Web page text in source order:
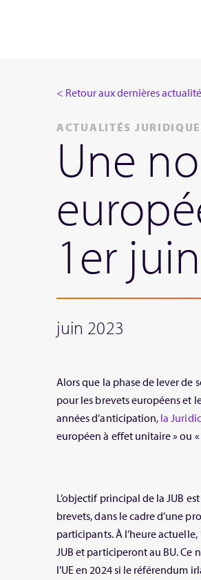
< Retour aux dernières
ACTUALITÉS
Une
1er
juin 2023
Alors que la phase de lever de
pour les brevets européens et
années d’anticipation, la
européen à effet unitaire » ou «
L’objectif principal de la JUB
brevets, dans le cadre d’une
participants. À l’heure actuelle,
JUB et participeront au BU. Ce
l’UE en 2024 si le référendum